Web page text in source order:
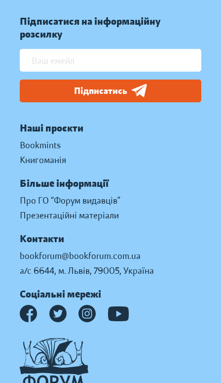
Підписатися на інформаційну
розсилку
Підписатись
Наші проєкти
Bookmints
Книгоманія
Більше інформації
Про ГО “Форум видавців”
Презентаційні матеріали
Контакти
bookforum@bookforum.com.ua
а/с 6644, м. Львів, 79005, Україна
Соціальні мережі